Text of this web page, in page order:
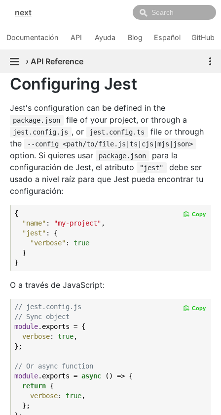
next
Documentación API Ayuda Blog Español GitHub
› API Reference
Configuring Jest
Jest's configuration can be defined in the
package.json file of your project, or through a
jest.config.js , or jest.config.ts
file or through
the
--config <path/to/file.js|ts|cjs|mjs|json>
option. Si quieres usar package.json
para la
configuración de Jest, el atributo
"jest"
debe ser
usado a nivel raíz para que Jest pueda encontrar tu
configuración:
{
"name" : "my-project" ,
"jest" : {
"verbose" : true
  }
Copy
O a través de JavaScript:
// jest.config.js
// Sync object
module.exports = {
verbose: true,
};
// Or async function
module.exports = async () => {
return {
verbose: true,
  };
Copy